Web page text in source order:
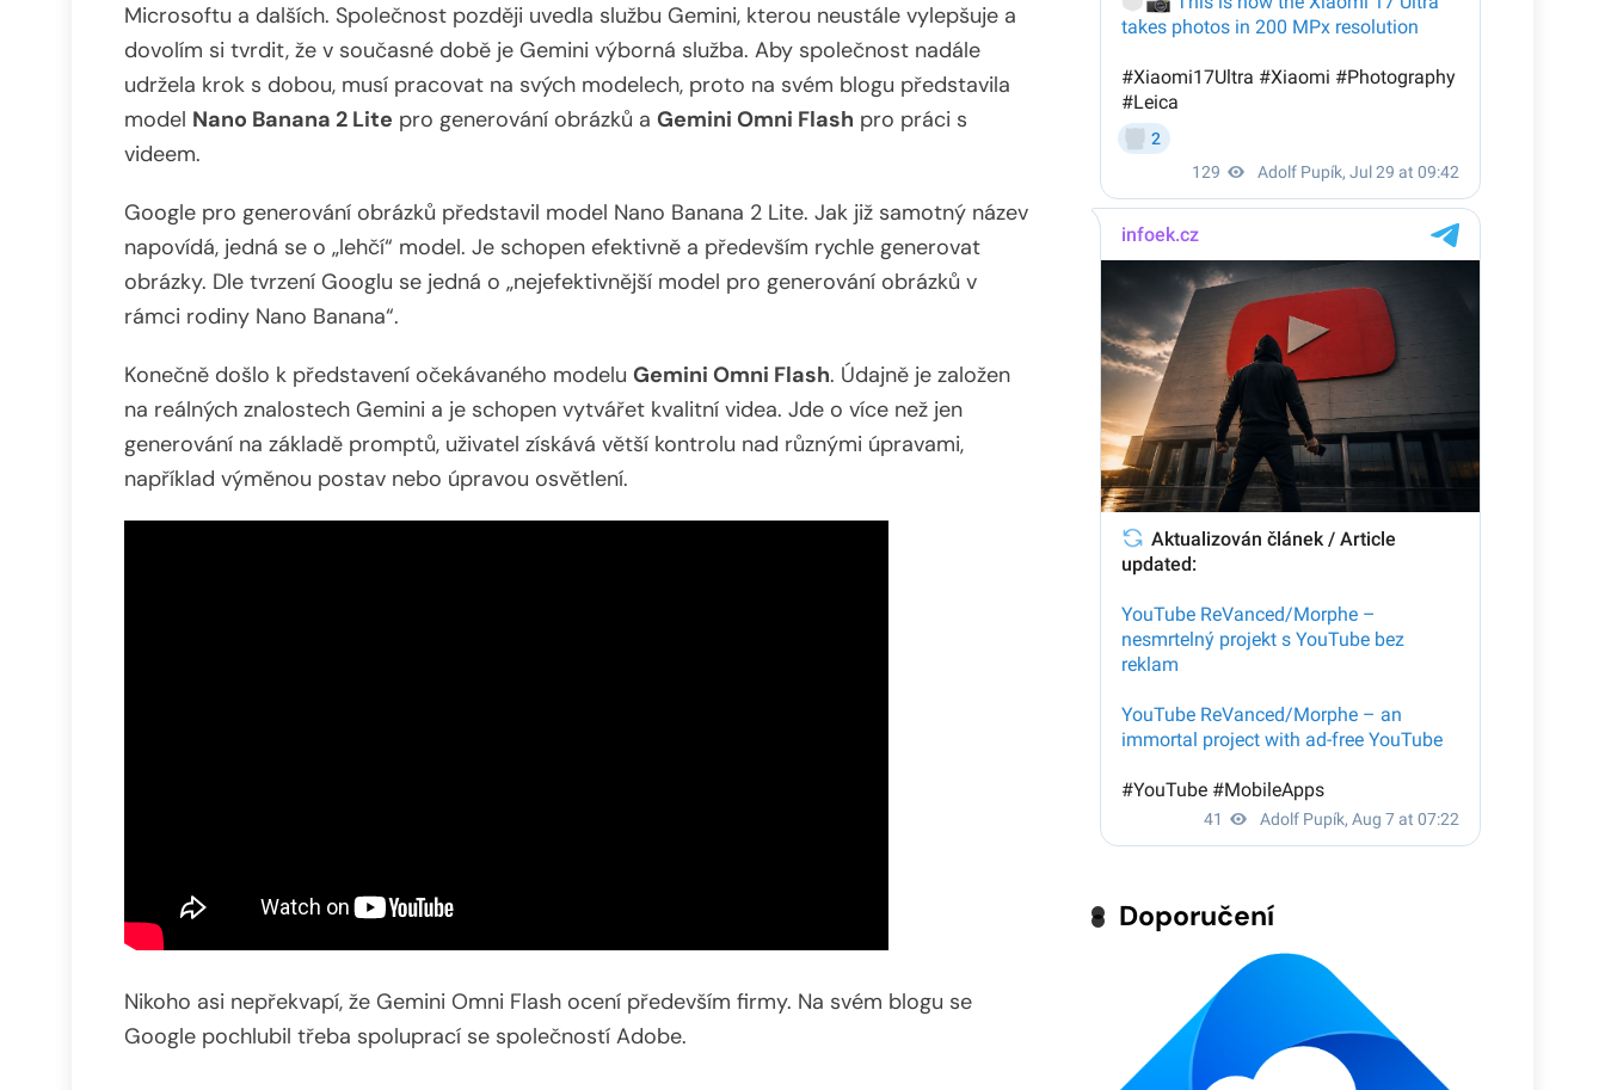
Microsoftu a dalších. Společnost později uvedla službu Gemini, kterou neustále vylepšuje a
dovolím si tvrdit, že v současné době je Gemini výborná služba. Aby společnost nadále
udržela krok s dobou, musí pracovat na svých modelech, proto na svém blogu představila
model Nano Banana 2 Lite pro generování obrázků a Gemini Omni Flash pro práci s
videem.
Google pro generování obrázků představil model Nano Banana 2 Lite. Jak již samotný název
napovídá, jedná se o „lehčí“ model. Je schopen efektivně a především rychle generovat
obrázky. Dle tvrzení Googlu se jedná o „nejefektivnější model pro generování obrázků v
rámci rodiny Nano Banana“.
Konečně došlo k představení očekávaného modelu Gemini Omni Flash. Údajně je založen
na reálných znalostech Gemini a je schopen vytvářet kvalitní videa. Jde o více než jen
generování na základě promptů, uživatel získává větší kontrolu nad různými úpravami,
například výměnou postav nebo úpravou osvětlení.
Nikoho asi nepřekvapí, že Gemini Omni Flash ocení především firmy. Na svém blogu se
Google pochlubil třeba spoluprací se společností Adobe.
Doporučení